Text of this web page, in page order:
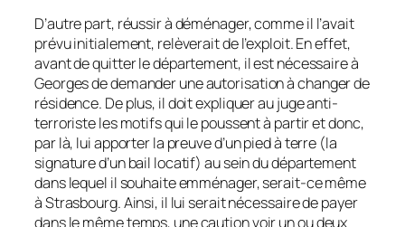
D’autre part, réussir à déménager, comme il l’avait
prévu initialement, relèverait de l’exploit. En effet,
avant de quitter le département, il est nécessaire à
Georges de demander une autorisation à changer de
résidence. De plus, il doit expliquer au juge anti-
terroriste les motifs qui le poussent à partir et donc,
par là, lui apporter la preuve d’un pied à terre (la
signature d’un bail locatif) au sein du département
dans lequel il souhaite emménager, serait-ce même
à Strasbourg. Ainsi, il lui serait nécessaire de payer
dans le même temps, une caution voir un ou deux